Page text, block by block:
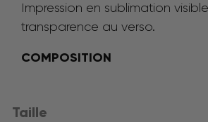
Impression en sublimation
transparence au verso.
COMPOSITION
Taille